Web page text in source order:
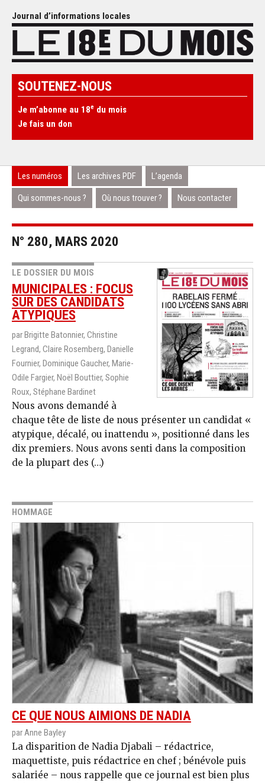
Journal d’informations locales
SOUTENEZ-NOUS
Je m’abonne au 18e du mois
Je fais un don
Les numéros Les archives PDF L’agenda
Qui sommes-nous ? Où nous trouver ? Nous contacter
N° 280, MARS 2020
LE DOSSIER DU MOIS
MUNICIPALES : FOCUS
SUR DES CANDIDATS
ATYPIQUES
par Brigitte Batonnier, Christine
Legrand, Claire Rosemberg, Danielle
Fournier, Dominique Gaucher, Marie-
Odile Fargier, Noël Bouttier, Sophie
Roux, Stéphane Bardinet
Nous avons demandé à
chaque tête de liste de nous présenter un candidat «
atypique, décalé, ou inattendu », positionné dans les
dix premiers. Nous avons senti dans la composition
de la plupart des (…)
HOMMAGE
CE QUE NOUS AIMIONS DE NADIA
par Anne Bayley
La disparition de Nadia Djabali – rédactrice,
maquettiste, puis rédactrice en chef ; bénévole puis
salariée – nous rappelle que ce journal est bien plus